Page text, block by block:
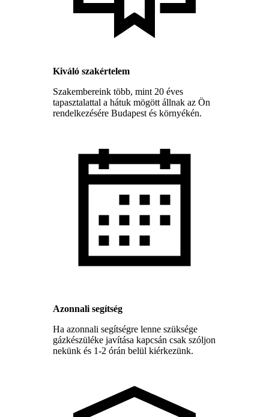
Kiváló szakértelem
Szakembereink több, mint 20 éves
tapasztalattal a hátuk mögött állnak az Ön
rendelkezésére Budapest és környékén.
Azonnali segítség
Ha azonnali segítségre lenne szüksége
gázkészüléke javítása kapcsán csak szóljon
nekünk és 1-2 órán belül kiérkezünk.